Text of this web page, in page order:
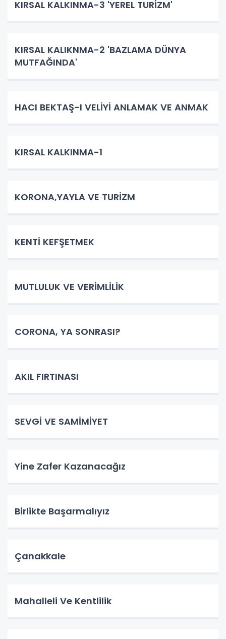
KIRSAL KALKINMA-3 'YEREL TURİZM'
KIRSAL KALIKNMA-2 'BAZLAMA DÜNYA
MUTFAĞINDA'
HACI BEKTAŞ-I VELİYİ ANLAMAK VE ANMAK
KIRSAL KALKINMA-1
KORONA,YAYLA VE TURİZM
KENTİ KEFŞETMEK
MUTLULUK VE VERİMLİLİK
CORONA, YA SONRASI?
AKIL FIRTINASI
SEVGİ VE SAMİMİYET
Yine Zafer Kazanacağız
Birlikte Başarmalıyız
Çanakkale
Mahalleli Ve Kentlilik